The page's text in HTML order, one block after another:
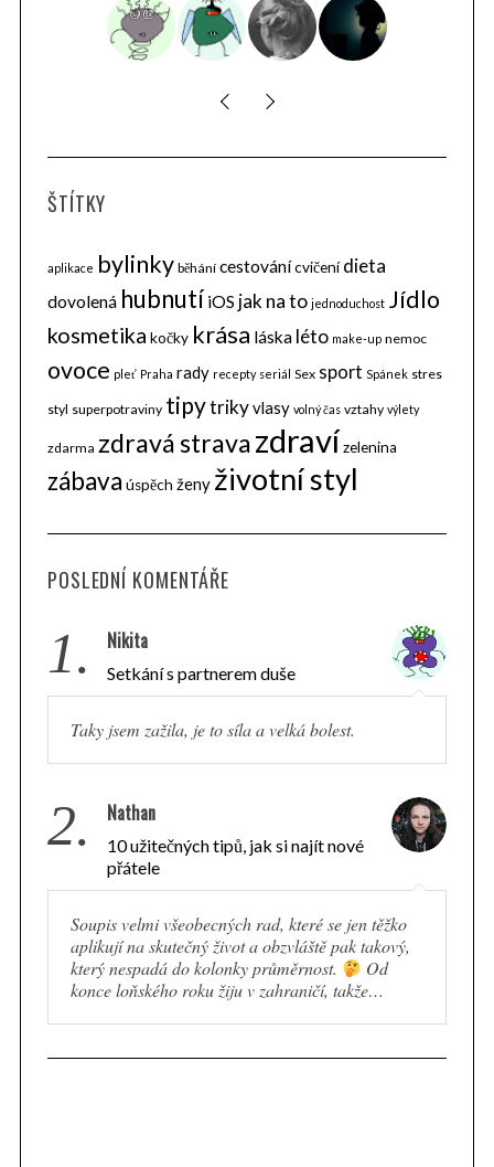
ŠTÍTKY
aplikace bylinky běhání cestovánícvičení dieta
dovolená hubnutí iOS jak na to jednoduchost Jídlo
kosmetika kočky krása láska léto make-up nemoc
ovoce pleť Praha rady recepty seriál Sex sport Spánek stres
styl superpotraviny tipytrikyvlasy volný čas vztahy výlety
zdarma zdravá stravazdravízelenina
zábava úspěch ženy životní styl
POSLEDNÍ KOMENTÁŘE
1. Nikita
Setkání s partnerem duše
Taky jsem zažila, je to síla a velká bolest.
2. Nathan
10 užitečných tipů, jak si najít nové
přátele
Soupis velmi všeobecných rad, které se jen těžko
aplikují na skutečný život a obzvláště pak takový,
který nespadá do kolonky průměrnost.
Od
konce loňského roku žiju v zahraničí, takže…
S
r